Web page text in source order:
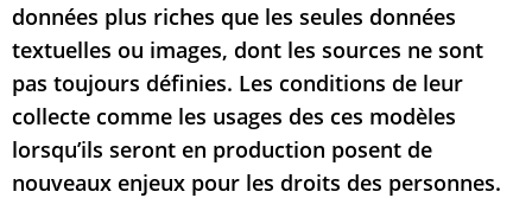
données plus riches que les seules données
textuelles ou images, dont les sources ne sont
pas toujours définies. Les conditions de leur
collecte comme les usages des ces modèles
lorsqu’ils seront en production posent de
nouveaux enjeux pour les droits des personnes.